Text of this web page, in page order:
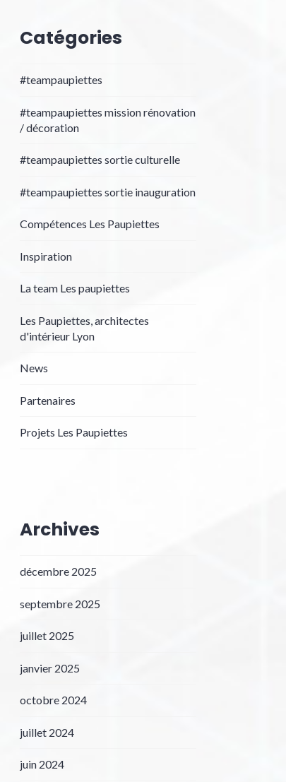
Catégories
#teampaupiettes
#teampaupiettes mission rénovation
/ décoration
#teampaupiettes sortie culturelle
#teampaupiettes sortie inauguration
Compétences Les Paupiettes
Inspiration
La team Les paupiettes
Les Paupiettes, architectes
d'intérieur Lyon
News
Partenaires
Projets Les Paupiettes
Archives
décembre 2025
septembre 2025
juillet 2025
janvier 2025
octobre 2024
juillet 2024
juin 2024